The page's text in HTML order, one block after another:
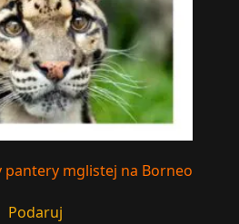
mglistej na Borneo
Podaruj